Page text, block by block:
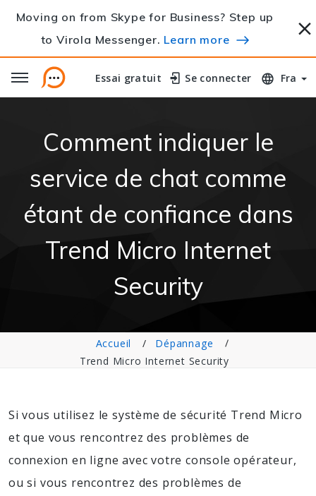
Moving on from Skype for Business? Step up
to Virola Messenger. Learn more
Essai gratuit
Essai gratuit Se connecter
Se connecter Fra
Comment indiquer le
service de chat comme
étant de confiance dans
Trend Micro Internet
Security
Accueil
Dépannage
Trend Micro Internet Security
Si vous utilisez le système de sécurité Trend Micro
et que vous rencontrez des problèmes de
connexion en ligne avec votre console opérateur,
ou si vous rencontrez des problèmes de